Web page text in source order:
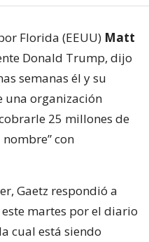
Florida (EEUU) Matt
Donald Trump, dijo
semanas él y su
una organización
25 millones de
con
Gaetz respondió a
martes por el diario
cual está siendo